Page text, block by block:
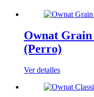
Ownat
(Perro)
Ver detalles